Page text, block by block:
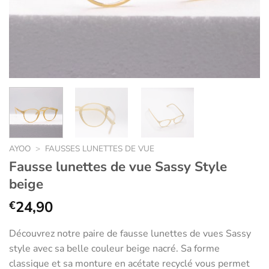
AYOO > FAUSSES LUNETTES DE VUE
Fausse lunettes de vue Sassy Style
beige
€24,90
Découvrez notre paire de fausse lunettes de vues Sassy
style avec sa belle couleur beige nacré. Sa forme
classique et sa monture en acétate recyclé vous permet